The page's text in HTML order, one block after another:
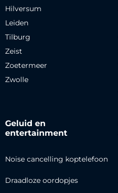
Hilversum
Leiden
Tilburg
Zeist
Zoetermeer
Zwolle
Geluid en
entertainment
Noise cancelling koptelefoon
Draadloze oordopjes